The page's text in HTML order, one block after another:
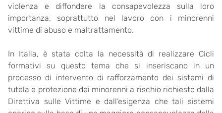
violenza e diffondere la consapevolezza sulla loro
importanza, soprattutto nel lavoro con i minorenni
vittime di abuso e maltrattamento.
In Italia, è stata colta la necessità di realizzare Cicli
formativi su questo tema che si inseriscano in un
processo di intervento di rafforzamento dei sistemi di
tutela e protezione dei minorenni a rischio richiesto dalla
Direttiva sulle Vittime e dall’esigenza che tali sistemi